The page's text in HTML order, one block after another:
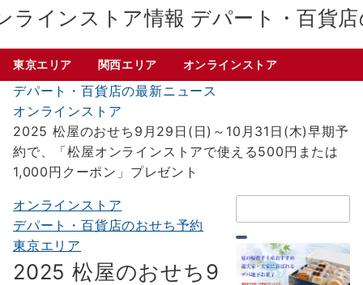
デパート・百貨
東京エリア 関西エリア オンラインストア
デパート・百貨店の最新ニュース
オンラインストア
2025 松屋のおせち9月29日(日)～10月31日(木)早期予
約で、「松屋オンラインストアで使える500円または
1,000円クーポン」プレゼント
オンラインストア
デパート・百貨店のおせち予約
東京エリア
2025 松屋のおせち9
索：